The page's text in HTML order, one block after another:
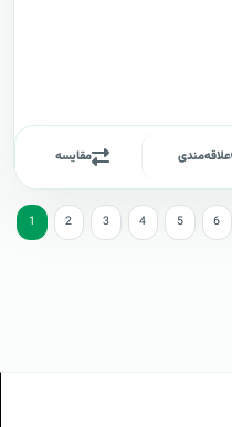
علاقه‌مندی مقایسه
1 2 3 4 5 6